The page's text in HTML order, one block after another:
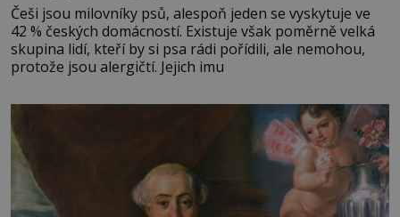
Češi jsou milovníky psů, alespoň jeden se vyskytuje ve
42 % českých domácností. Existuje však poměrně velká
skupina lidí, kteří by si psa rádi pořídili, ale nemohou,
protože jsou alergičtí. Jejich imu